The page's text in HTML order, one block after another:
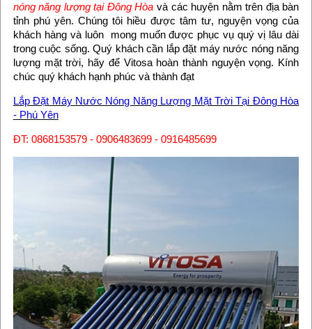
nóng năng lượng tại Đông Hòa và các huyện nằm trên địa bàn
tỉnh phú yên. Chúng tôi hiều được tâm tư, nguyện vọng của
khách hàng và luôn mong muốn được phục vụ quý vị lâu dài
trong cuộc sống. Quý khách cần lắp đặt máy nước nóng năng
lượng mặt trời, hãy để Vitosa hoàn thành nguyện vọng. Kính
chúc quý khách hạnh phúc và thành đạt
Lắp Đặt Máy Nước Nóng Năng Lượng Mặt Trời Tại Đông Hòa
- Phú Yên
ĐT: 0868153579 - 0906483699 - 0916485699